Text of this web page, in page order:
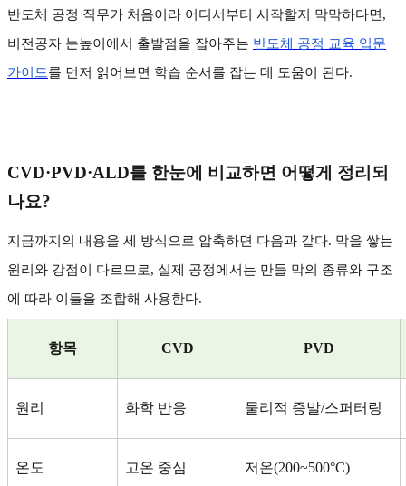
반도체 공정 직무가 처음이라 어디서부터 시작할지 막막하다면 ,
비전공자 눈높이에서 출발점을 잡아주는 반도체 공정 교육 입문
가이드를 먼저 읽어보면 학습 순서를 잡는 데 도움이 된다.
CVD·PVD·ALD를 한눈에 비교하면 어떻게 정리되
나요?
지금까지의 내용을 세 방식으로 압축하면 다음과 같다. 막을 쌓는
원리와 강점이 다르므로, 실제 공정에서는 만들 막의 종류와 구조
에 따라 이들을 조합해 사용한다.
항목 CVD PVD
원리 화학 반응 물리적 증발/스퍼터링
온도 고온 중심 저온(200~500°C)